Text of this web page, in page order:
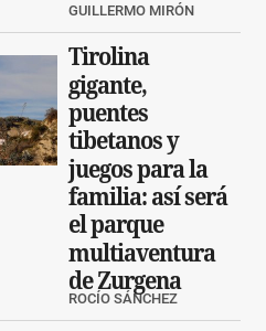
GUILLERMO MIRÓN
Tirolina
gigante,
puentes
tibetanos y
juegos para la
familia: así será
el parque
multiaventura
de Zurgena
ROCÍO SÁNCHEZ